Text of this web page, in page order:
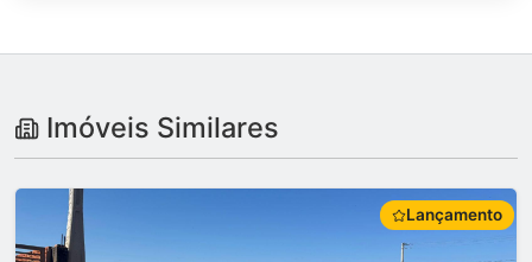
Imóveis Similares
Lançamento